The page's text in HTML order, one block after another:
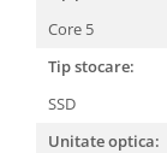
Core 5
Tip stocare:
SSD
Unitate optica: